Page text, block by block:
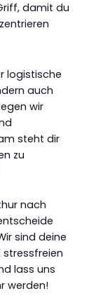
damit du
logistische
auch
wir
steht dir
zu
nach
sind deine
stressfreien
lass uns
werden!